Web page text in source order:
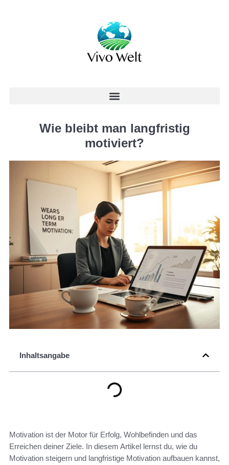
Wie bleibt man langfristig
motiviert?
Inhaltsangabe
Motivation ist der Motor für Erfolg, Wohlbefinden und das
Erreichen deiner Ziele. In diesem Artikel lernst du, wie du
Motivation steigern und langfristige Motivation aufbauen kannst,